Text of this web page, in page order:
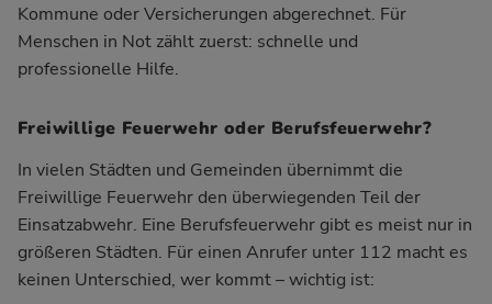
Kommune oder Versicherungen abgerechnet. Für
Menschen in Not zählt zuerst: schnelle und
professionelle Hilfe.
Freiwillige Feuerwehr oder Berufsfeuerwehr?
In vielen Städten und Gemeinden übernimmt die
Freiwillige Feuerwehr den überwiegenden Teil der
Einsatzabwehr. Eine Berufsfeuerwehr gibt es meist nur in
größeren Städten. Für einen Anrufer unter 112 macht es
keinen Unterschied, wer kommt – wichtig ist: